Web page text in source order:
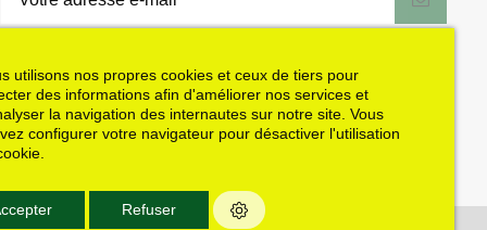
utilisons nos propres cookies et ceux de tiers pour
des informations afin d'améliorer nos services et
la navigation des internautes sur notre site. Vous
configurer votre navigateur pour désactiver l'utilisation
Refuser
dans le mail de confirmation envoyé à
l'adresse email fournie). Vous pouvez
vous désinscrire à tout moment. Plus
d'informations dans nos mentions légales
J'accepte les conditions générales et la politique de confidentialité